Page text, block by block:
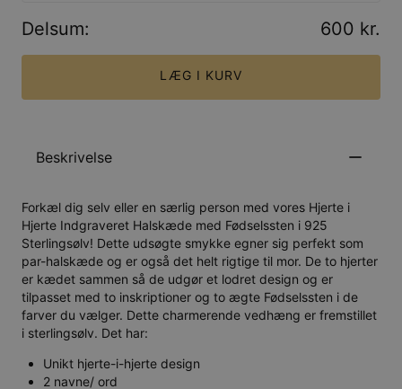
Delsum: 600 kr.
LÆG I KURV
Beskrivelse
Forkæl dig selv eller en særlig person med vores Hjerte i
Hjerte Indgraveret Halskæde med Fødselssten i 925
Sterlingsølv! Dette udsøgte smykke egner sig perfekt som
par-halskæde og er også det helt rigtige til mor. De to hjerter
er kædet sammen så de udgør et lodret design og er
tilpasset med to inskriptioner og to ægte Fødselssten i de
farver du vælger. Dette charmerende vedhæng er fremstillet
i sterlingsølv. Det har:
Unikt hjerte-i-hjerte design
2 navne/ ord